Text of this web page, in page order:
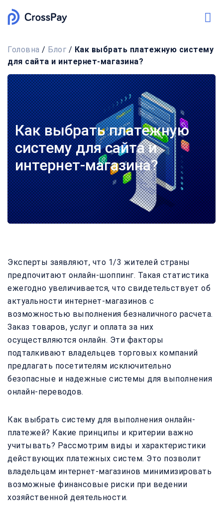
Головна / Блог / Как выбрать платежную систему
для сайта и интернет-магазина?
Как выбрать платежную
систему для сайта и
интернет-магазина?
Эксперты заявляют, что 1/3 жителей страны
предпочитают онлайн-шоппинг. Такая статистика
ежегодно увеличивается, что свидетельствует об
актуальности интернет-магазинов с
возможностью выполнения безналичного расчета.
Заказ товаров, услуг и оплата за них
осуществляются онлайн. Эти факторы
подталкивают владельцев торговых компаний
предлагать посетителям исключительно
безопасные и надежные системы для выполнения
онлайн-переводов.
Как выбрать систему для выполнения онлайн-
платежей? Какие принципы и критерии важно
учитывать? Рассмотрим виды и характеристики
действующих платежных систем. Это позволит
владельцам интернет-магазинов минимизировать
возможные финансовые риски при ведении
хозяйственной деятельности.